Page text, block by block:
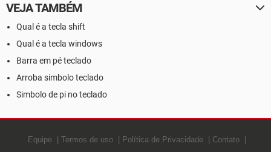
VEJA TAMBÉM
Qual é a tecla shift
Qual é a tecla windows
Barra em pé teclado
Arroba simbolo teclado
Simbolo de pi no teclado
Equipe Termos de uso Política de Privacidade
Contato